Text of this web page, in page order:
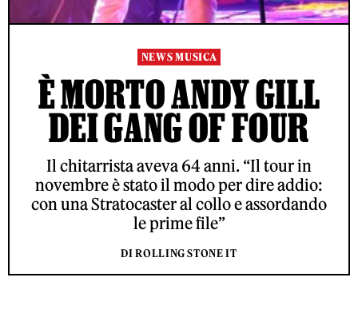
NEWS MUSICA
È MORTO ANDY GILL
DEI GANG OF FOUR
Il chitarrista aveva 64 anni. “Il tour in
novembre è stato il modo per dire addio:
con una Stratocaster al collo e assordando
le prime file”
DI ROLLING STONE IT